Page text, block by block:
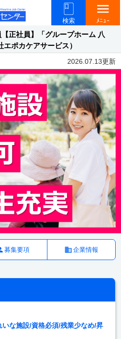
検索
menu
ﾒﾆｭｰ
正社員】「グループホーム 八
ポカケアサービス）
2026.07.13更新
募集要項 企業情報
な施設/資格必須/残業少なめ/昇